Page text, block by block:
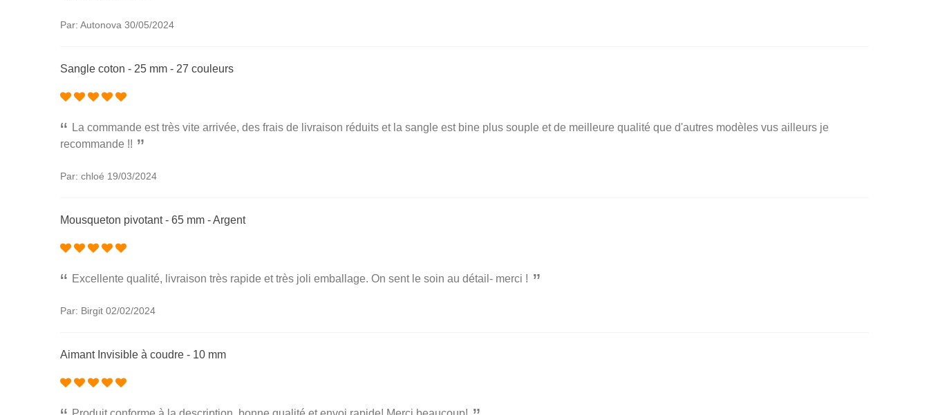
Par: Autonova 30/05/2024
Sangle coton - 25 mm - 27 couleurs
La commande est très vite arrivée, des frais de livraison réduits et la sangle est bine plus souple et de meilleure qualité que d'autres modèles vus ailleurs je
recommande !!
Par: chloé 19/03/2024
Mousqueton pivotant - 65 mm - Argent
Excellente qualité, livraison très rapide et très joli emballage. On sent le soin au détail- merci !
Par: Birgit 02/02/2024
Aimant Invisible à coudre - 10 mm